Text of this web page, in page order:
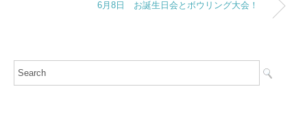
6月8日 お誕生日会とボウリング大会！